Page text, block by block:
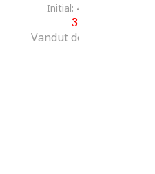
Initial: 415
329
Vandut de Fashion Days